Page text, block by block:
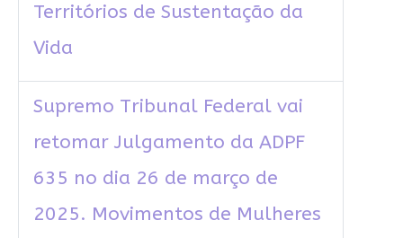
Territórios de Sustentação da
Vida
Supremo Tribunal Federal vai
retomar Julgamento da ADPF
635 no dia 26 de março de
2025. Movimentos de Mulheres